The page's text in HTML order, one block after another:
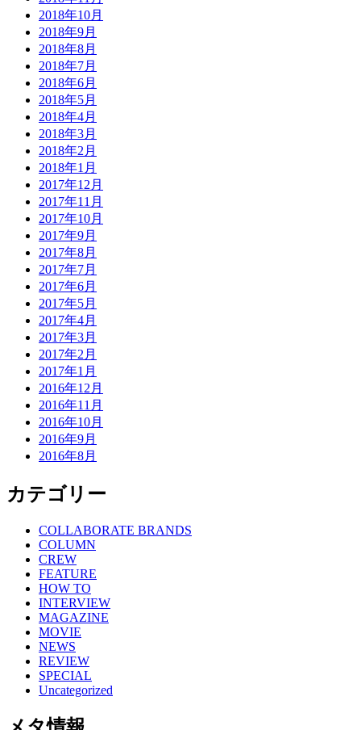
2018年10月
2018年9月
2018年8月
2018年7月
2018年6月
2018年5月
2018年4月
2018年3月
2018年2月
2018年1月
2017年12月
2017年11月
2017年10月
2017年9月
2017年8月
2017年7月
2017年6月
2017年5月
2017年4月
2017年3月
2017年2月
2017年1月
2016年12月
2016年11月
2016年10月
2016年9月
2016年8月
カテゴリー
COLLABORATE BRANDS
COLUMN
CREW
FEATURE
HOW TO
INTERVIEW
MAGAZINE
MOVIE
NEWS
REVIEW
SPECIAL
Uncategorized